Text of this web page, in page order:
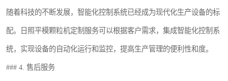
随着科技的不断发展，智能化控制系统已经成为现代化生产设备的标
配。日照平模颗粒机定制服务可以根据客户需求，集成智能化控制系
统，实现设备的自动化运行和监控，提高生产管理的便利性和度。
### 4. 售后服务